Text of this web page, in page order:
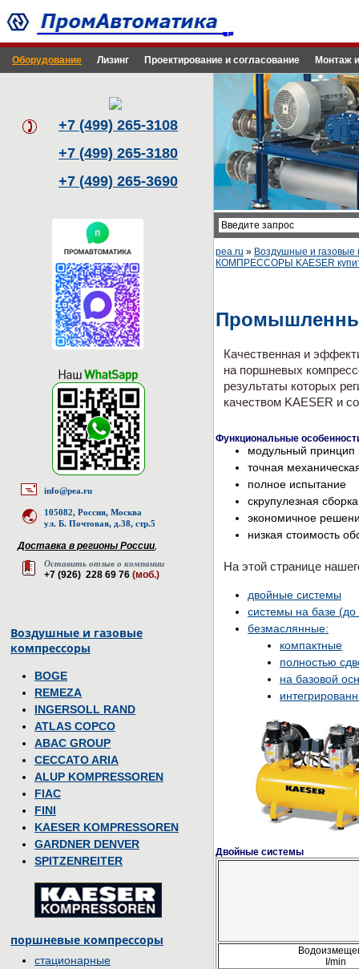
Оборудование Лизинг Проектирование и согласование Монтаж
+7 (499) 265-3108
+7 (499) 265-3180
+7 (499) 265-3690
info@pea.ru
105082, Россия, Москва
ул. Б. Почтовая, д.38, стр.5
Доставка в регионы России,
Оставить отзыв о компании
+7 (926) 228 69 76 (моб.)
Воздушные и газовые
компрессоры
BOGE
REMEZA
INGERSOLL RAND
ATLAS COPCO
ABAC GROUP
CECCATO ARIA
ALUP KOMPRESSOREN
FIAC
FINI
KAESER KOMPRESSOREN
GARDNER DENVER
SPITZENREITER
поршневые компрессоры
стационарные
pea.ru » Воздушные и газовые
КОМПРЕССОРЫ KAESER
Качественная и
на поршневых
результаты которых
качеством KAESER и
Функциональные
модульный принцип
точная
полное испытание
скрупулезная
экономичное
низкая стоимость
На этой странице
двойные системы
системы на базе
безмаслянные:
компактные
полностью
на базовой
Двойные системы
I/min